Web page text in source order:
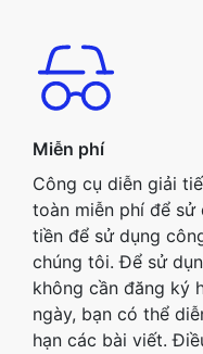
Miễn phí
Công cụ diễn giải
toàn miễn phí để sử
tiền để sử dụng
chúng tôi. Để sử
không cần đăng ký
ngày, bạn có thể
hạn các bài viết.